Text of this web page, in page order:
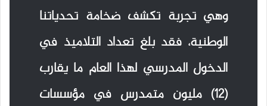
وهي تجربة تكشف ضخامة تحدياتنا
الوطنية، فقد بلغ تعداد التلاميذ في
الدخول المدرسي لهذا العام ما يقارب
(12) مليون متمدرس في مؤسسات